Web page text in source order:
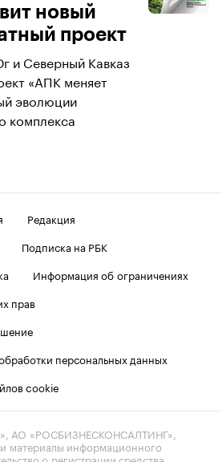
новый
проект
и Северный Кавказ
«АПК меняет
эволюции
комплекса
Редакция
Подписка на РБК
Информация об ограничениях
прав
персональных данных
cookie
АО «РОСБИЗНЕСКОНСАЛТИНГ»,
материалы информационного
о регистрации средства